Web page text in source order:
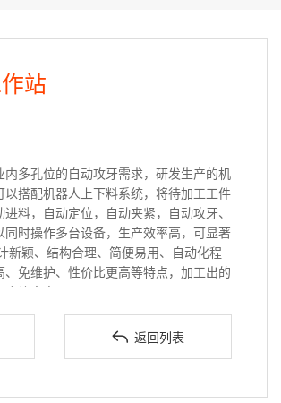
站
多孔位的自动攻牙需求，研发生产的机
搭配机器人上下料系统，将待加工工件
料，自动定位，自动夹紧，自动攻牙、
同时操作多台设备，生产效率高，可显著
新颖、结构合理、简便易用、自动化程
、免维护、性价比更高等特点，加工出的
合格率高。
 返回列表